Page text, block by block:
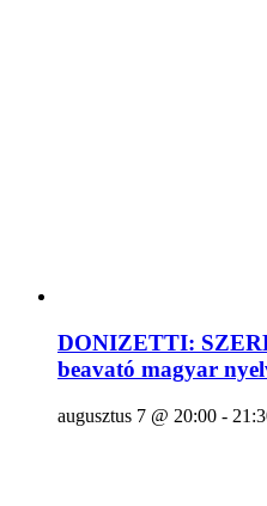
DONIZETTI:
beavató magyar
augusztus 7 @ 20:00 -